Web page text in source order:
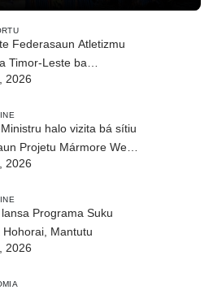
Federasaun Atletizmu
Timor-Leste ba
DIM 2026
2026
halo vizita bá sítiu
Projetu Mármore We-
2026
Programa Suku
Hohorai, Mantutu
2026